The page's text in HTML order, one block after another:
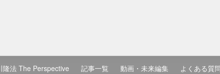
隆法 The Perspective 記事一覧 動画・未来編集 よくある質